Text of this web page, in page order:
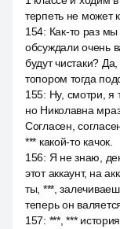
терпеть не может
154: Как-то раз
обсуждали очень
будут чистаки?
топором тогда
155: Ну, смотри, я
но Николавна
Согласен,
*** какой-то качок.
156: Я не знаю,
этот аккаунт, на
ты, ***,
теперь он
157: ***, ***